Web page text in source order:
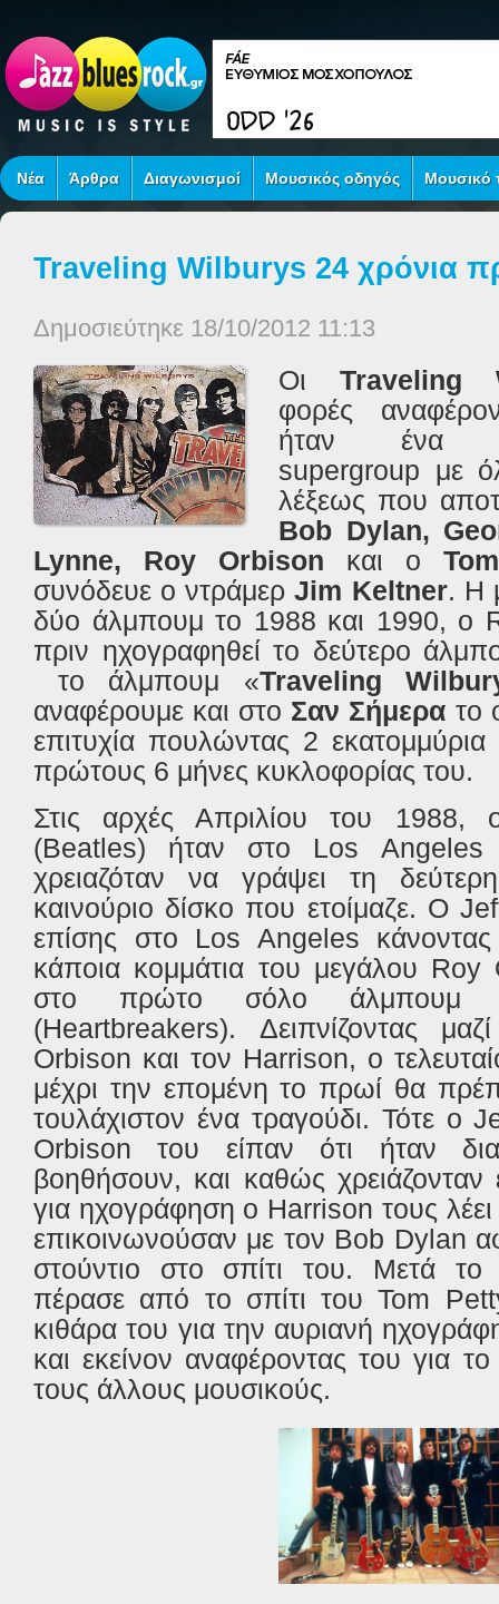
Νέα Άρθρα Διαγωνισμοί Μουσικός οδηγός Μουσικό
Traveling Wilburys 24 χρόνια
Δημοσιεύτηκε 18/10/2012 11:13
Οι
φορές
ήταν
ένα
supergroup με
λέξεως που
Bob Dylan,
Lynne, Roy Orbison
και ο
συνόδευε ο ντράμερ Jim Keltner. Η
δύο άλμπουμ το 1988 και 1990, ο
πριν ηχογραφηθεί το δεύτερο
το άλμπουμ «Traveling
αναφέρουμε και στο Σαν Σήμερα το
επιτυχία πουλώντας 2 εκατομμύρια
πρώτους 6 μήνες κυκλοφορίας του.
Στις αρχές Απριλίου
του 1988,
(Beatles) ήταν στο Los
Angeles
χρειαζόταν να γράψει τη
καινούριο δίσκο που ετοίμαζε. Ο
επίσης
στο Los Angeles
κάποια κομμάτια του μεγάλου Roy
στο πρώτο σόλο άλμπουμ
(Heartbreakers). Δειπνίζοντας
Orbison και τον Harrison, ο
μέχρι την επομένη το πρωί θα
τουλάχιστον ένα τραγούδι. Τότε ο
Orbison του είπαν ότι ήταν
βοηθήσουν, και καθώς χρειάζονταν
για ηχογράφηση ο Harrison τους
επικοινωνούσαν με τον Bob Dylan
στούντιο στο σπίτι του. Μετά
πέρασε από το σπίτι τουTom
κιθάρα του για την αυριανή
και εκείνον αναφέροντας του για
τους άλλους μουσικούς.